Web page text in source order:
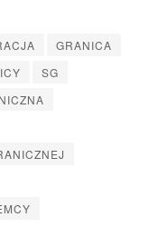
GRANICA
SG